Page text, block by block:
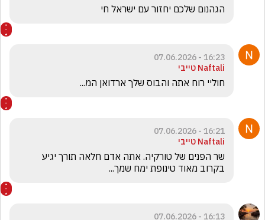
הגהנום שלכם יחזור עם ישראל חי
16:23 - 07.06.2026
Naftali טייבי
חוליי רוח אתה והבוס שלך ארדואן המ...
16:21 - 07.06.2026
Naftali טייבי
בקרוב מאוד טינופת ימח שמך...
16:13 - 07.06.2026